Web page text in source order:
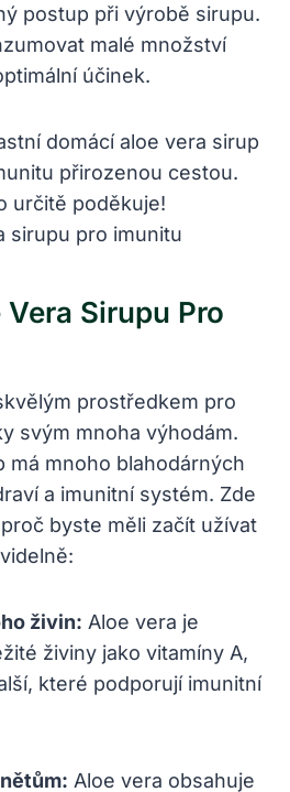
postup při výrobě sirupu.
malé množství
účinek.
domácí aloe vera sirup
přirozenou cestou.
určitě poděkuje!
Sirupu Pro
prostředkem pro
svým mnoha výhodám.
má mnoho blahodárných
a imunitní systém. Zde
byste měli začít užívat
živin: Aloe vera je
živiny jako vitamíny A,
které podporují imunitní
Aloe vera obsahuje